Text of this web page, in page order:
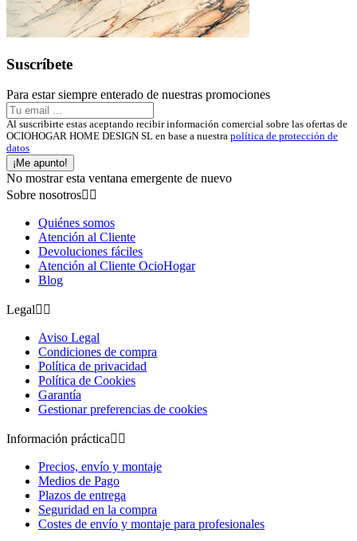
Suscríbete
Para estar siempre enterado de nuestras promociones
Al suscribirte estas aceptando recibir información comercial sobre las ofertas de
OCIOHOGAR HOME DESIGN SL en base a nuestra política de protección de
datos
¡Me apunto!
No mostrar esta ventana emergente de nuevo
Sobre nosotros 
Quiénes somos
Atención al Cliente
Devoluciones fáciles
Atención al Cliente OcioHogar
Blog
Legal 
Aviso Legal
Condiciones de compra
Política de privacidad
Política de Cookies
Garantía
Gestionar preferencias de cookies
Información práctica 
Precios, envío y montaje
Medios de Pago
Plazos de entrega
Seguridad en la compra
Costes de envío y montaje para profesionales